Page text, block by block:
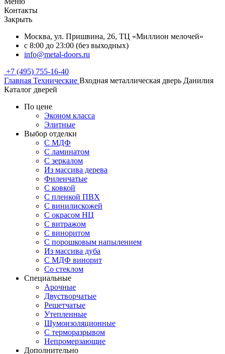
Контакты
Закрыть
Москва, ул. Пришвина, 26, ТЦ «Миллион мелочей»
с 8:00 до 23:00 (без выходных)
info@metal-doors.ru
+7 (495) 755-16-40
Главная Технические Входная металлическая дверь Данилия
Каталог дверей
По цене
Эконом класса
Элитные
Выбор отделки
С МДФ
С ламинатом
С зеркалом
Из массива дерева
Филенчатые
С ковкой
С пленкой ПВХ
С винилискожей
С окрасом НЦ
С витражом
С виноритом
С порошковым напылением
Из массива дуба
С МДФ винорит
Со стеклом
Специальные
Арочные
Двустворчатые
Решетчатые
Утепленные
Шумоизоляционные
С терморазрывом
Непромерзающие
Дополнительно